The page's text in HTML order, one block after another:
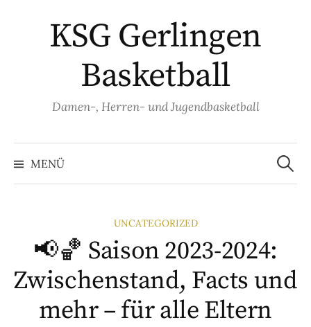
KSG Gerlingen
Basketball
Damen-, Herren- und Jugendbasketball
MENÜ
Suchen
nach:
UNCATEGORIZED
📢🏀 Saison 2023-2024:
Zwischenstand, Facts und
mehr – für alle Eltern